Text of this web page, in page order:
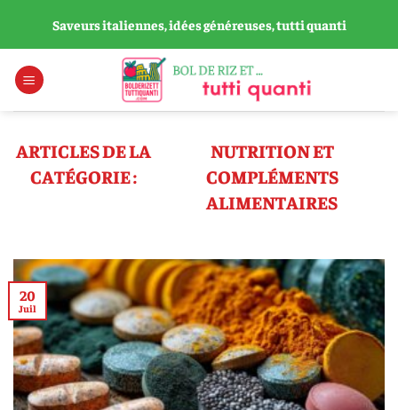
contenu
Saveurs italiennes, idées généreuses, tutti quanti
NUTRITION ET
COMPLÉMENTS
ALIMENTAIRES
20
Juil